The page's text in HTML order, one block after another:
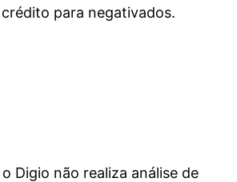
para negativados.
Digio não realiza análise de